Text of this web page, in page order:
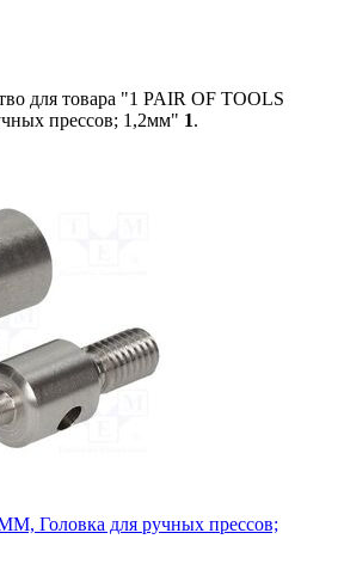
для товара "1 PAIR OF TOOLS
прессов; 1,2мм" 1.
Головка для ручных прессов;